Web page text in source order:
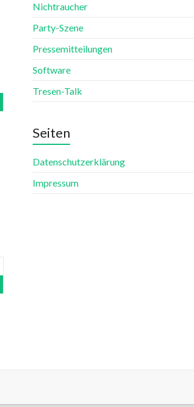
Nichtraucher
Party-Szene
Pressemitteilungen
Software
Tresen-Talk
Seiten
Datenschutzerklärung
Impressum